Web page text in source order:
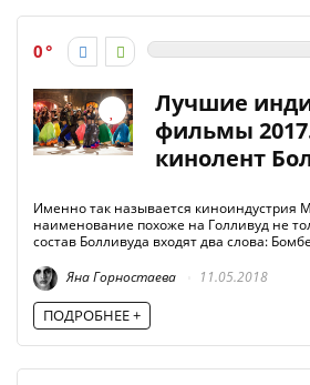
0
Лучшие
фильмы
кинолент
Именно так называется киноиндустрия
наименование похоже на Голливуд не
состав Болливуда входят два слова:
Яна Горностаева
11.05.2018
ПОДРОБНЕЕ +